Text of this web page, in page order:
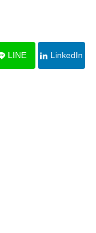
LINE LinkedIn